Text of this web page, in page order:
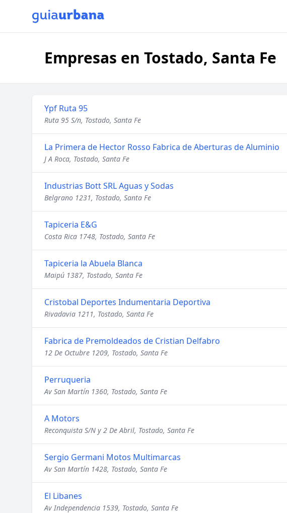
Empresas en Tostado, Santa Fe
Ypf Ruta 95
Ruta 95 S/n, Tostado, Santa Fe
La Primera de Hector Rosso Fabrica de Aberturas de Aluminio
J A Roca, Tostado, Santa Fe
Industrias Bott SRL Aguas y Sodas
Belgrano 1231, Tostado, Santa Fe
Tapiceria E&G
Costa Rica 1748, Tostado, Santa Fe
Tapiceria la Abuela Blanca
Maipú 1387, Tostado, Santa Fe
Cristobal Deportes Indumentaria Deportiva
Rivadavia 1211, Tostado, Santa Fe
Fabrica de Premoldeados de Cristian Delfabro
12 De Octubre 1209, Tostado, Santa Fe
Perruqueria
Av San Martín 1360, Tostado, Santa Fe
A Motors
Reconquista S/N y 2 De Abril, Tostado, Santa Fe
Sergio Germani Motos Multimarcas
Av San Martín 1428, Tostado, Santa Fe
El Libanes
Av Independencia 1539, Tostado, Santa Fe